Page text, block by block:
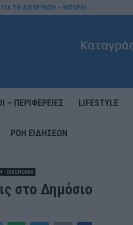
ΤΗ ΔΙΕΥΡΥΝΣΗ – ΜΠΟΡΕΙ…
– ΠΕΡΙΦΕΡΕΙΕΣ LIFESTYLE
ΡΟΉ ΕΙΔΉΣΕΩΝ
- ΟΙΚΟΝΟΜΙΑ
στο Δημόσιο